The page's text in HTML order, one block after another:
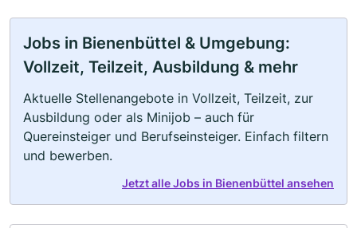
Jobs in Bienenbüttel & Umgebung:
Vollzeit, Teilzeit, Ausbildung & mehr
Aktuelle Stellenangebote in Vollzeit, Teilzeit, zur
Ausbildung oder als Minijob – auch für
Quereinsteiger und Berufseinsteiger. Einfach filtern
und bewerben.
Jetzt alle Jobs in Bienenbüttel ansehen